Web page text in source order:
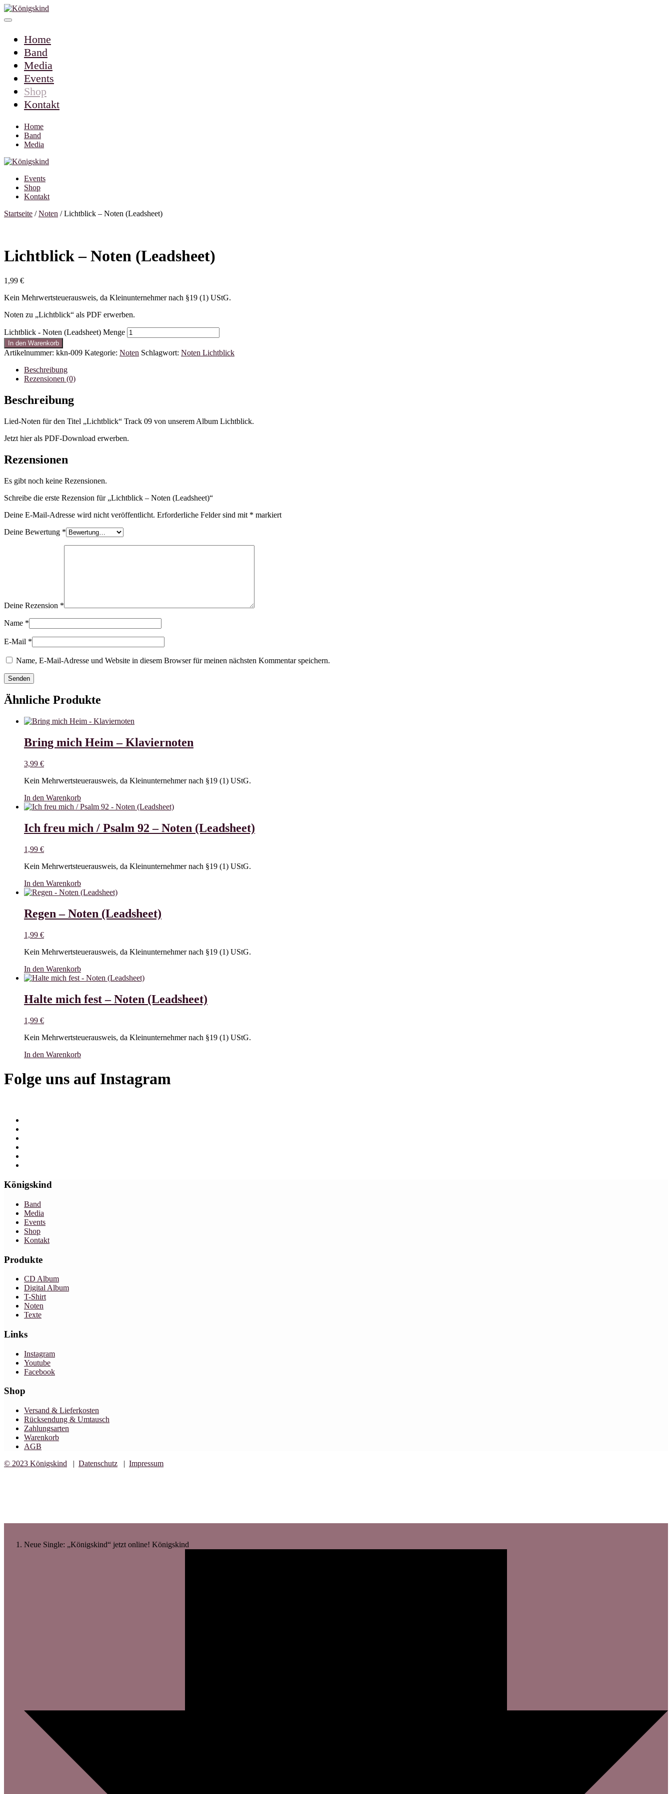
Home
Band
Media
Events
Shop
Kontakt
Home
Band
Media
Events
Shop
Kontakt
Startseite /Noten / Lichtblick – Noten (Leadsheet)
Lichtblick – Noten (Leadsheet)
1,99 €
Kein Mehrwertsteuerausweis, da Kleinunternehmer nach §19 (1) UStG.
Noten zu „Lichtblick“ als PDF erwerben.
Lichtblick - Noten (Leadsheet) Menge
In den Warenkorb
Artikelnummer: kkn-009 Kategorie: Noten Schlagwort: Noten Lichtblick
Beschreibung
Rezensionen (0)
Beschreibung
Lied-Noten für den Titel „Lichtblick“ Track 09 von unserem Album Lichtblick.
Jetzt hier als PDF-Download erwerben.
Rezensionen
Es gibt noch keine Rezensionen.
Schreibe die erste Rezension für „Lichtblick – Noten (Leadsheet)“
Deine E-Mail-Adresse wird nicht veröffentlicht. Erforderliche Felder sind mit * markiert
Deine Bewertung *
Deine Rezension *
Name *
E-Mail *
Name, E-Mail-Adresse und Website in diesem Browser für meinen nächsten Kommentar speichern.
Ähnliche Produkte
Bring mich Heim – Klaviernoten
3,99 €
Kein Mehrwertsteuerausweis, da Kleinunternehmer nach §19 (1) UStG.
In den Warenkorb
Ich freu mich / Psalm 92 – Noten (Leadsheet)
1,99 €
Kein Mehrwertsteuerausweis, da Kleinunternehmer nach §19 (1) UStG.
In den Warenkorb
Regen – Noten (Leadsheet)
1,99 €
Kein Mehrwertsteuerausweis, da Kleinunternehmer nach §19 (1) UStG.
In den Warenkorb
Halte mich fest – Noten (Leadsheet)
1,99 €
Kein Mehrwertsteuerausweis, da Kleinunternehmer nach §19 (1) UStG.
In den Warenkorb
Folge uns auf Instagram
Königskind
Band
Media
Events
Shop
Kontakt
Produkte
CD Album
Digital Album
T-Shirt
Noten
Texte
Links
Instagram
Youtube
Facebook
Shop
Versand & Lieferkosten
Rücksendung & Umtausch
Zahlungsarten
Warenkorb
AGB
© 2023 Königskind | Datenschutz | Impressum
Neue Single: „Königskind“ jetzt online! Königskind